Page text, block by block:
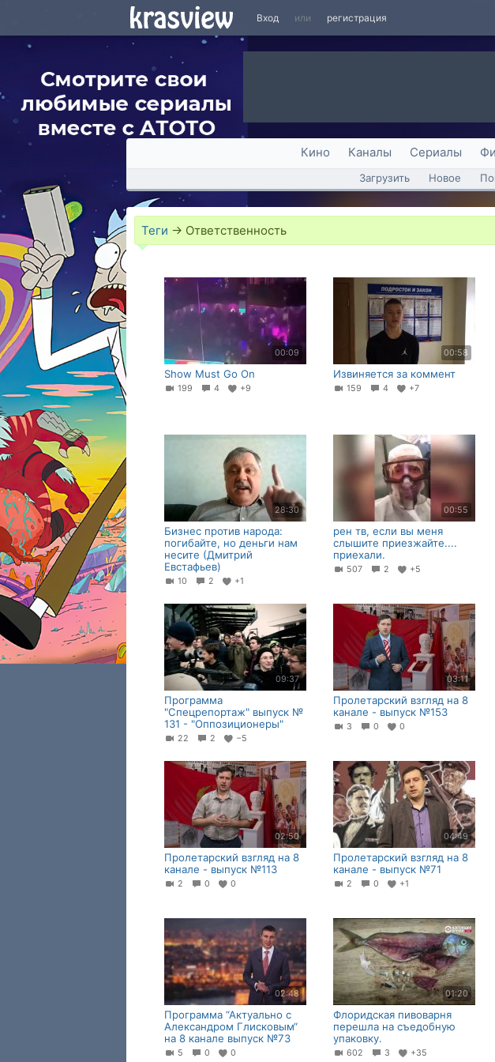
Вход или регистрация
Кино Каналы Сериалы
Загрузить Новое
Теги → Ответственность
00:09
Show Must Go On
199 4 +9
00:58
Извиняется за коммент
159 4 +7
28:30
Бизнес против народа:
погибайте, но деньги нам
несите (Дмитрий
Евстафьев)
10 2 +1
00:55
рен тв, если вы меня
слышите приезжайте....
приехали.
507 2 +5
09:37
Программа
"Спецрепортаж" выпуск №
131 - "Оппозиционеры"
22 2 −5
03:11
Пролетарский взгляд на 8
канале - выпуск №153
3 0 0
02:50
Пролетарский взгляд на 8
канале - выпуск №113
2 0 0
04:49
Пролетарский взгляд на 8
канале - выпуск №71
2 0 +1
02:48
Программа “Актуально с
Александром Глисковым“
на 8 канале выпуск №73
5 0 0
01:20
Флоридская пивоварня
перешла на съедобную
упаковку.
602 3 +35